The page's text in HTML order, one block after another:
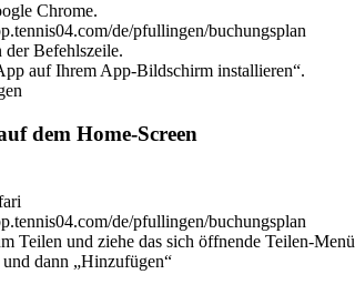
Chrome.
de/pfullingen/buchungsplan
Befehlszeile.
auf Ihrem App-Bildschirm installieren“.
dem Home-Screen
de/pfullingen/buchungsplan
Teilen und ziehe das sich öffnende Teilen-
dann „Hinzufügen“